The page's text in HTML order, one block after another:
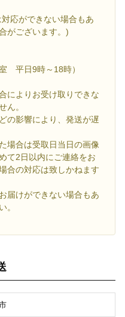
応ができない場合もあ
がございます。)
平日9時～18時）
によりお受け取りできな
ん。
の影響により、発送が遅
場合は受取日当日の画像
て2日以内にご連絡をお
合の対応は致しかねます
届けができない場合もあ
。